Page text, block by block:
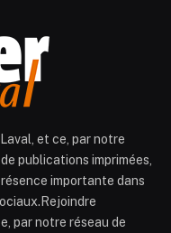
et ce, par notre
publications imprimées,
importante dans
par notre réseau de